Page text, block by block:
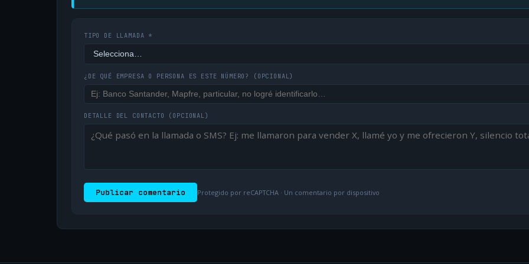
TIPO DE LLAMADA *
¿DE QUÉ EMPRESA O PERSONA ES ESTE NÚMERO? (OPCIONAL)
DETALLE DEL CONTACTO (OPCIONAL)
Publicar comentario Protegido por reCAPTCHA · Un comentario por dispositivo